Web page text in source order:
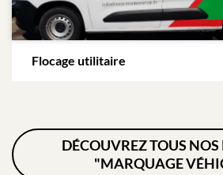
Flocage utilitaire
DÉCOUVREZ TOUS
"MARQUAGE